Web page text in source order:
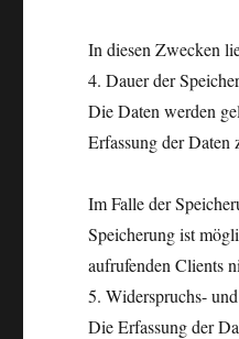
In diesen Zwecken
4. Dauer der
Die Daten werden
Erfassung der Daten
Im Falle der
Speicherung ist
aufrufenden Clients
5. Widerspruchs-
Die Erfassung der